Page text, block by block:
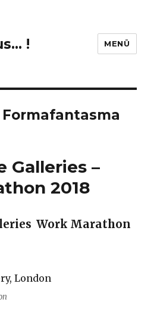
! MENÜ
Formafantasma
Galleries –
2018
Work Marathon